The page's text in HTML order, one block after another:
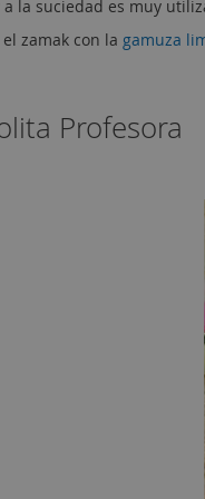
la suciedad es muy
zamak con la gamuza
Profesora